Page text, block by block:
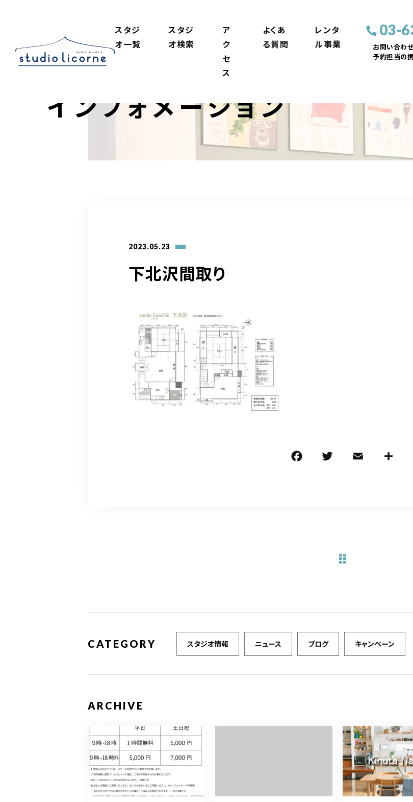
スタジ
オ一覧
スタジ
オ検索
ア
ク
セ
ス
よくあ
る質問
レンタ
ル事業
03-
お問い合わ
予約担当の
インフォメーション
2023.05.23
下北沢間取り
CATEGORY スタジオ情報 ニュース ブログ キャンペーン
ARCHIVE